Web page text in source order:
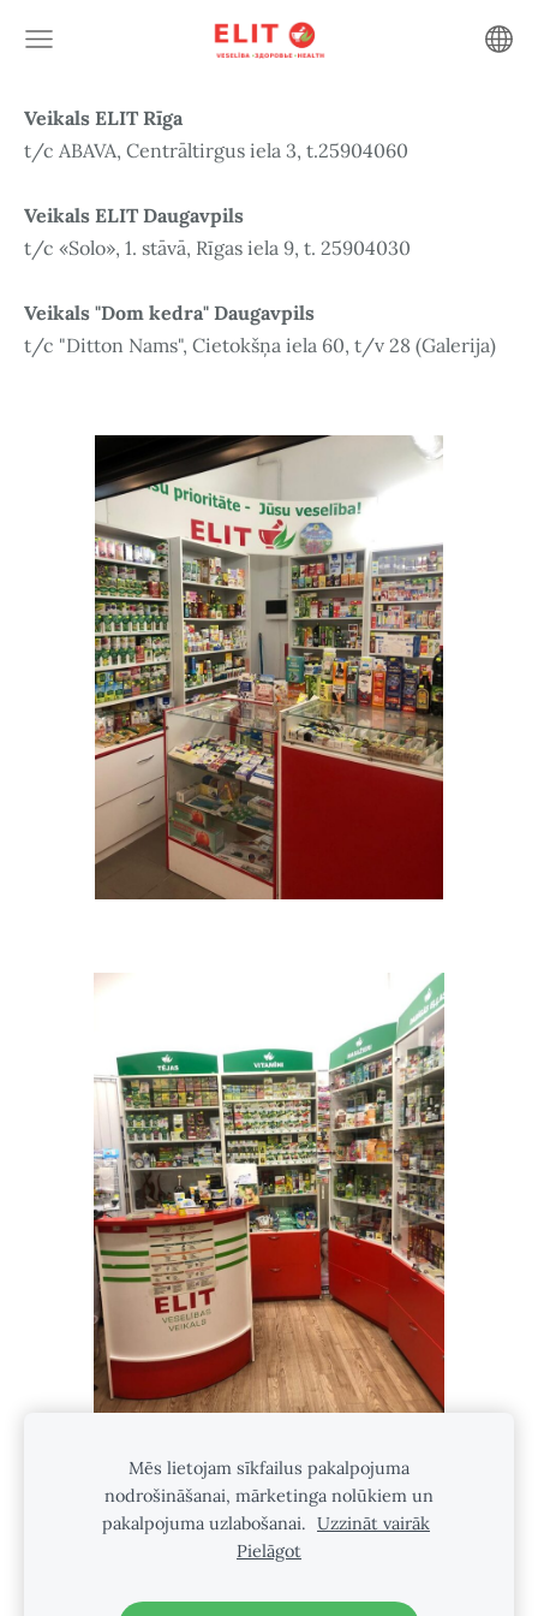
Veikals ELIT Rīga
t/c ABAVA, Centrāltirgus iela 3, t.25904060
Veikals ELIT Daugavpils
t/c «Solo», 1. stāvā, Rīgas iela 9, t. 25904030
Veikals "Dom kedra" Daugavpils
t/c "Ditton Nams", Cietokšņa iela 60, t/v 28 (Galerija)
Sīkdatnes
Mēs lietojam sīkfailus pakalpojuma
nodrošināšanai, mārketinga nolūkiem un
pakalpojuma uzlabošanai. Uzzināt vairāk
Pielāgot